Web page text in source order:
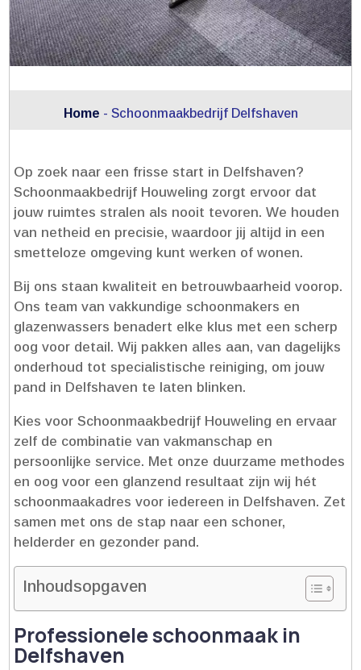
Home - Schoonmaakbedrijf Delfshaven
Op zoek naar een frisse start in Delfshaven?
Schoonmaakbedrijf Houweling zorgt ervoor dat
jouw ruimtes stralen als nooit tevoren.​ We houden
van netheid en precisie, waardoor jij altijd in een
smetteloze omgeving kunt werken of wonen.​
Bij ons staan kwaliteit en betrouwbaarheid voorop.​
Ons team van vakkundige schoonmakers en
glazenwassers benadert elke klus met een scherp
oog voor detail.​ Wij pakken alles aan, van dagelijks
onderhoud tot specialistische reiniging, om jouw
pand in Delfshaven te laten blinken.​
Kies voor Schoonmaakbedrijf Houweling en ervaar
zelf de combinatie van vakmanschap en
persoonlijke service.​ Met onze duurzame methodes
en oog voor een glanzend resultaat zijn wij hét
schoonmaakadres voor iedereen in Delfshaven.​ Zet
samen met ons de stap naar een schoner,
helderder en gezonder pand.​
Inhoudsopgaven
Professionele schoonmaak in
Delfshaven